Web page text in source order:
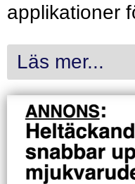
applikationer
Läs mer...